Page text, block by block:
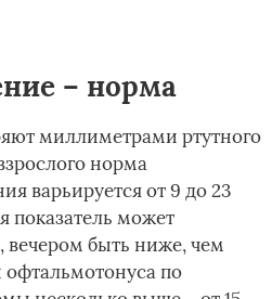
– норма
миллиметрами ртутного
норма
варьируется от 9 до 23
показатель может
вечером быть ниже, чем
по